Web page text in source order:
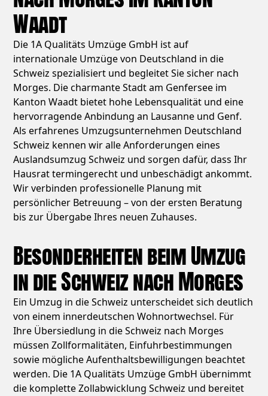
Waadt
Die 1A Qualitäts Umzüge GmbH ist auf
internationale Umzüge von Deutschland in die
Schweiz spezialisiert und begleitet Sie sicher nach
Morges. Die charmante Stadt am Genfersee im
Kanton Waadt bietet hohe Lebensqualität und eine
hervorragende Anbindung an Lausanne und Genf.
Als erfahrenes Umzugsunternehmen Deutschland
Schweiz kennen wir alle Anforderungen eines
Auslandsumzug Schweiz und sorgen dafür, dass Ihr
Hausrat termingerecht und unbeschädigt ankommt.
Wir verbinden professionelle Planung mit
persönlicher Betreuung – von der ersten Beratung
bis zur Übergabe Ihres neuen Zuhauses.
Besonderheiten beim Umzug
in die Schweiz nach Morges
Ein Umzug in die Schweiz unterscheidet sich deutlich
von einem innerdeutschen Wohnortwechsel. Für
Ihre Übersiedlung in die Schweiz nach Morges
müssen Zollformalitäten, Einfuhrbestimmungen
sowie mögliche Aufenthaltsbewilligungen beachtet
werden. Die 1A Qualitäts Umzüge GmbH übernimmt
die komplette Zollabwicklung Schweiz und bereitet